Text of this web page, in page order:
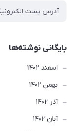
بایگانی نوشته‌ها
اسفند 1402
بهمن 1402
آذر 1402
آبان 1402